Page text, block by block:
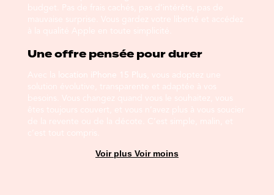
budget. Pas de frais cachés, pas d’intérêts, pas de
mauvaise surprise. Vous gardez votre liberté et accédez
à la qualité Apple en toute simplicité.
Une offre pensée pour durer
Avec la location iPhone 15 Plus , vous adoptez une
solution évolutive, transparente et adaptée à vos
besoins. Vous changez quand vous le souhaitez, vous
êtes toujours couvert, et vous n’avez plus à vous soucier
de la revente ou de la décote. C’est simple, malin, et
c’est tout compris.
Voir plus Voir moins